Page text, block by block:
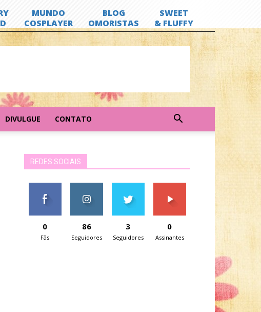
DIVULGUE CONTATO
REDES SOCIAIS
0
Fãs
86
Seguidores
3
Seguidores
0
Assinantes